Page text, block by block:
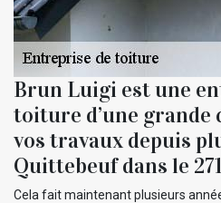
Brun Luigi est une
toiture d’une grande
vos travaux depuis
Quittebeuf dans le
Cela fait maintenant plusieurs